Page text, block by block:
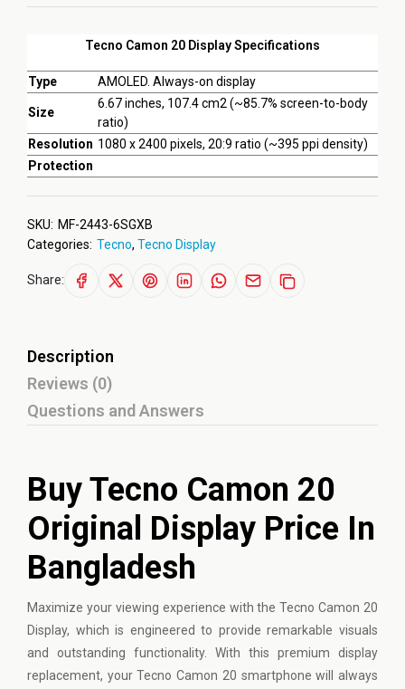
Tecno Camon 20 Display Specifications
Type AMOLED. Always-on display
Size
6.67 inches, 107.4 cm2 (~85.7% screen-to-body
ratio)
Resolution 1080 x 2400 pixels, 20:9 ratio (~395 ppi density)
Protection
SKU: MF-2443-6SGXB
Categories: Tecno, Tecno Display
Share:
Description
Reviews (0)
Questions and Answers
Buy Tecno Camon 20
Original Display Price In
Bangladesh
Maximize your viewing experience with theTecno Camon 20
Display, which is engineered to provide remarkable visuals
and outstanding functionality. With this premium display
replacement, your Tecno Camon 20 smartphone will always